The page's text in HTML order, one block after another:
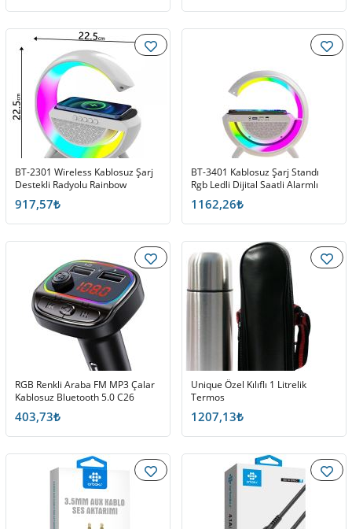
BT-2301 Wireless Kablosuz Şarj
Destekli Radyolu Rainbow
Aydınlatmalı Bluetooth Hoparlör
Fm Radyo
917,57₺
BT-3401 Kablosuz Şarj Standı
Rgb Ledli Dijital Saatli Alarmlı
Radyolu Bluetooth Hoparlör
1162,26₺
RGB Renkli Araba FM MP3 Çalar
Kablosuz Bluetooth 5.0 C26
403,73₺
Unique Özel Kılıflı 1 Litrelik
Termos
1207,13₺